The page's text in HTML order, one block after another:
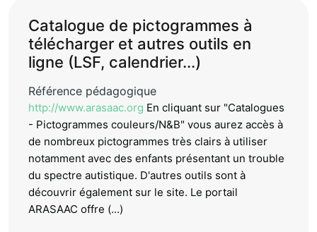
Catalogue de pictogrammes à
télécharger et autres outils en
ligne (LSF, calendrier...)
Référence pédagogique
http://www.arasaac.org En cliquant sur "Catalogues
- Pictogrammes couleurs/N&B" vous aurez accès à
de nombreux pictogrammes très clairs à utiliser
notamment avec des enfants présentant un trouble
du spectre autistique. D'autres outils sont à
découvrir également sur le site. Le portail
ARASAAC offre (...)